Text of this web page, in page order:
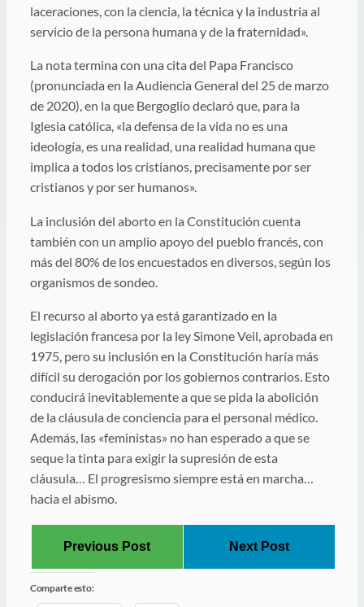
laceraciones, con la ciencia, la técnica y la industria al
servicio de la persona humana y de la fraternidad».
La nota termina con una cita del Papa Francisco
(pronunciada en la Audiencia General del 25 de marzo
de 2020), en la que Bergoglio declaró que, para la
Iglesia católica, «la defensa de la vida no es una
ideología, es una realidad, una realidad humana que
implica a todos los cristianos, precisamente por ser
cristianos y por ser humanos».
La inclusión del aborto en la Constitución cuenta
también con un amplio apoyo del pueblo francés, con
más del 80% de los encuestados en diversos, según los
organismos de sondeo.
El recurso al aborto ya está garantizado en la
legislación francesa por la ley Simone Veil, aprobada en
1975, pero su inclusión en la Constitución haría más
difícil su derogación por los gobiernos contrarios. Esto
conducirá inevitablemente a que se pida la abolición
de la cláusula de conciencia para el personal médico.
Además, las «feministas» no han esperado a que se
seque la tinta para exigir la supresión de esta
cláusula… El progresismo siempre está en marcha…
hacia el abismo.
Previous Post Next Post
Comparte esto: